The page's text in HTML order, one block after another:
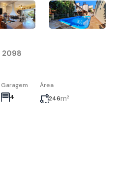
2098
Garagem
4
Área
246m²